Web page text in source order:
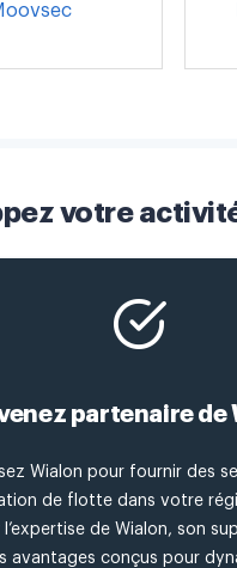
votre
partenaire de
Wialon pour fournir des
de flotte dans votre
l’expertise de Wialon, son
avantages conçus pour